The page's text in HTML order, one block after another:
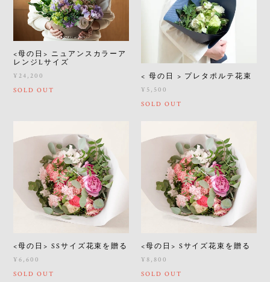
<母の日> ニュアンスカラーア
レンジLサイズ
¥24,200
SOLD OUT
< 母の日 > プレタポルテ花束
¥5,500
SOLD OUT
<母の日> SSサイズ花束を贈る
¥6,600
SOLD OUT
<母の日> Sサイズ花束を贈る
¥8,800
SOLD OUT